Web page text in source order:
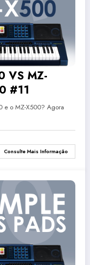
VS MZ-
#11
e o MZ-X500? Agora
Consulte Mais Informação